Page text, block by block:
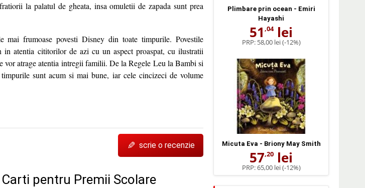
la palatul de gheata, insa omuletii de zapada sunt prea
frumoase povesti Disney din toate timpurile. Povestile
in atentia cititorilor de azi cu un aspect proaspat, cu ilustratii
vor atrage atentia intregii familii. De la Regele Leu la Bambi si
sunt acum si mai bune, iar cele cincizeci de volume
✎ scrie o recenzie
pentru Premii Scolare
Plimbare prin ocean - Emiri
Hayashi
51 ,04lei
PRP: 58,00 lei(-12%)
Micuta Eva - Briony May Smith
57,20 lei
PRP:65,00 lei(-12%)